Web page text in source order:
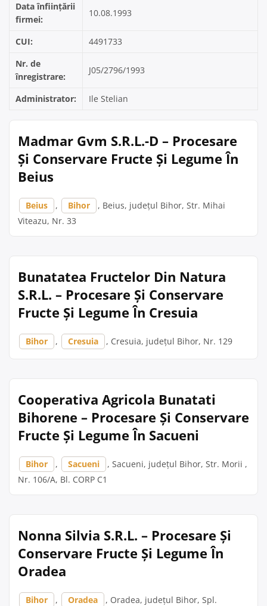
Data înființării
firmei:
10.08.1993
CUI:
4491733
Nr. de
înregistrare:
J05/2796/1993
Administrator: Ile Stelian
Madmar Gvm S.R.L.-D – Procesare
Și Conservare Fructe Și Legume În
Beius
Beius , Bihor
, Beius, județul Bihor, Str. Mihai
Viteazu, Nr. 33
Bunatatea Fructelor Din Natura
S.R.L. – Procesare Și Conservare
Fructe Și Legume În Cresuia
Bihor , Cresuia , Cresuia, județul Bihor, Nr. 129
Cooperativa Agricola Bunatati
Bihorene – Procesare Și Conservare
Fructe Și Legume În Sacueni
Bihor , Sacueni
, Sacueni, județul Bihor, Str. Morii ,
Nr. 106/A, Bl. CORP C1
Nonna Silvia S.R.L. – Procesare Și
Conservare Fructe Și Legume În
Oradea
Bihor , Oradea
, Oradea, județul Bihor, Spl.